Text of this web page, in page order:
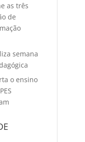
as três
de
semana
o ensino